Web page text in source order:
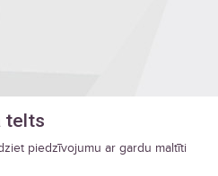
telts
piedzīvojumu ar gardu maltīti